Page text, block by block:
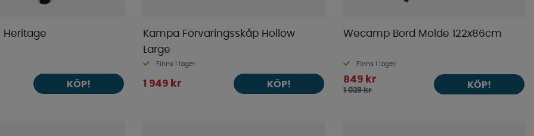
Heritage
KÖP!
Kampa Förvaringsskåp Hollow
Large
Finns i lager
1 949 kr KÖP!
Wecamp Bord Molde 122x86cm
Finns i lager
849 kr
1 029 kr
KÖP!